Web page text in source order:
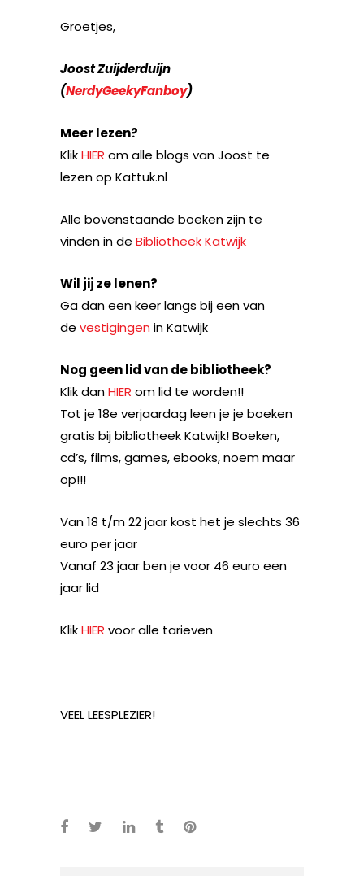
Groetjes,
Joost Zuijderduijn
(NerdyGeekyFanboy)
Meer lezen?
KlikHIER om alle blogs van Joost te
lezen op Kattuk.nl
Alle bovenstaande boeken zijn te
vinden in de Bibliotheek Katwijk
Wil jij ze lenen?
Ga dan een keer langs bij een van
de vestigingen in Katwijk
Nog geen lid van de bibliotheek?
Klik danHIER om lid te worden!!
Tot je 18e verjaardag leen je je boeken
gratis bij bibliotheek Katwijk! Boeken,
cd’s, films, games, ebooks, noem maar
op!!!
Van 18 t/m 22 jaar kost het je slechts 36
euro per jaar
Vanaf 23 jaar ben je voor 46 euro een
jaar lid
KlikHIER voor alle tarieven
VEEL LEESPLEZIER!